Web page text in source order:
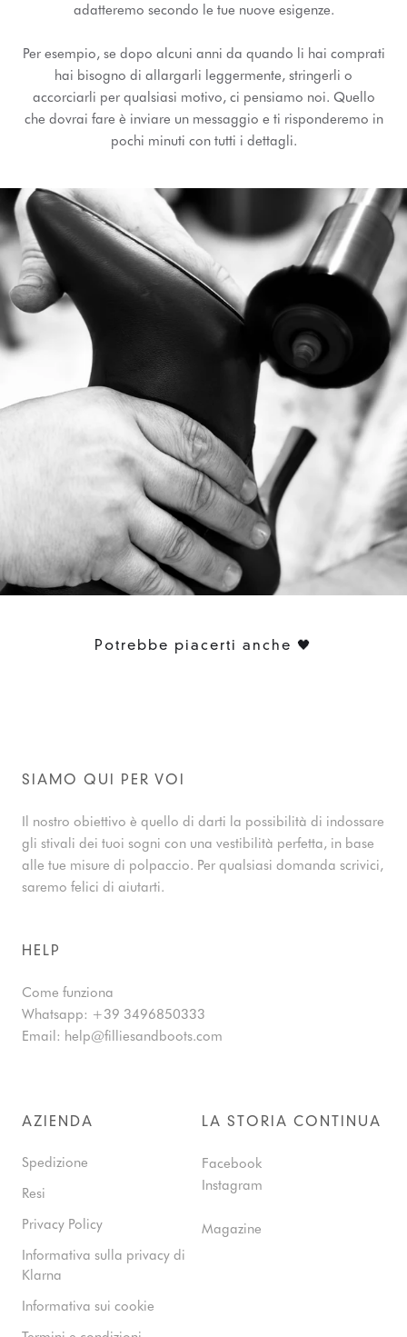
adatteremo secondo le tue nuove esigenze.
Per esempio, se dopo alcuni anni da quando li hai comprati
hai bisogno di allargarli leggermente, stringerli o
accorciarli per qualsiasi motivo, ci pensiamo noi. Quello
che dovrai fare è inviare un messaggio e ti risponderemo in
pochi minuti con tutti i dettagli.
Potrebbe piacerti anche 🖤
SIAMO QUI PER VOI
Il nostro obiettivo è quello di darti la possibilità di indossare
gli stivali dei tuoi sogni con una vestibilità perfetta, in base
alle tue misure di polpaccio. Per qualsiasi domanda scrivici,
saremo felici di aiutarti.
HELP
Come funziona
Whatsapp: +39 3496850333
Email: help@filliesandboots.com
AZIENDA
Spedizione
Resi
Privacy Policy
Informativa sulla privacy di
Klarna
Informativa sui cookie
LA STORIA CONTINUA
Facebook
Instagram
Magazine